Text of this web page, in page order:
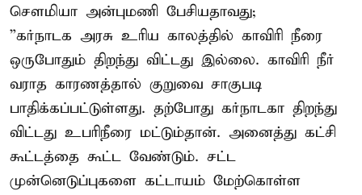
சௌமியா அன்புமணி பேசியதாவது;
”கர்நாடக அரசு உரிய காலத்தில் காவிரி நீரை
ஒருபோதும் திறந்து விட்டது இல்லை. காவிரி நீர்
வராத காரணத்தால் குறுவை சாகுபடி
பாதிக்கப்பட்டுள்ளது. தற்போது கர்நாடகா திறந்து
விட்டது உபரிநீரை மட்டும்தான். அனைத்து கட்சி
கூட்டத்தை கூட்ட வேண்டும். சட்ட
முன்னெடுப்புகளை கட்டாயம் மேற்கொள்ள